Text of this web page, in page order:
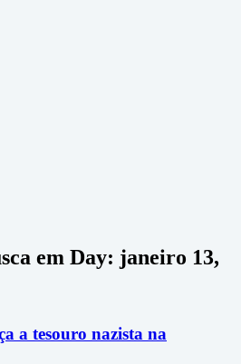
em Day: janeiro 13,
a tesouro nazista na